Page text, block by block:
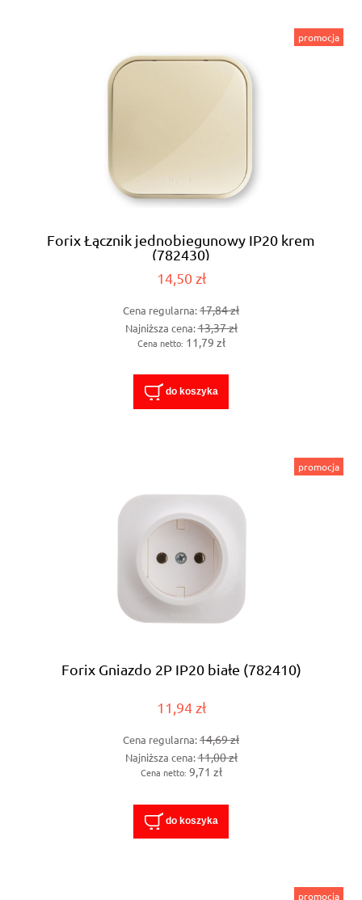
Forix Łącznik jednobiegunowy IP20 krem
(782430)
14,50 zł
Cena regularna:17,84 zł
Najniższa cena:13,37 zł
Cena netto: 11,79 zł
do koszyka
promocja
Forix Gniazdo 2P IP20 białe (782410)
11,94 zł
Cena regularna:14,69 zł
Najniższa cena:11,00 zł
Cena netto: 9,71 zł
do koszyka
promocja
promocja